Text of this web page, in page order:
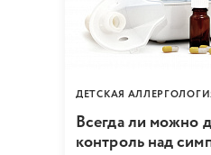
ДЕТСКАЯ
Всегда ли можно
контроль над